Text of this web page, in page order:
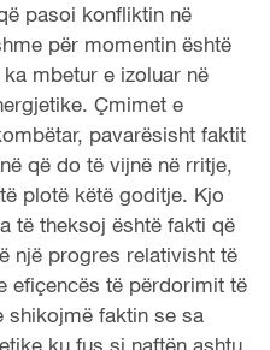
pasoi konfliktin në
për momentin është
mbetur e izoluar në
Çmimet e
pavarësisht faktit
që do të vijnë në rritje,
plotë këtë goditje. Kjo
të theksoj është fakti që
një progres relativisht të
efiçencës të përdorimit të
shikojmë faktin se sa
ku fus si naftën ashtu